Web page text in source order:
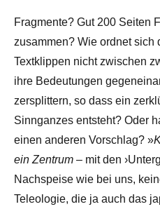
Fragmente? Gut 200 Seiten
zusammen? Wie ordnet sich
Textklippen nicht zwischen
ihre Bedeutungen
zersplittern, so dass ein
Sinnganzes entsteht? Oder
einen anderen Vorschlag? »
ein Zentrum – mit den
Nachspeise wie bei uns,
Teleologie, die ja auch das